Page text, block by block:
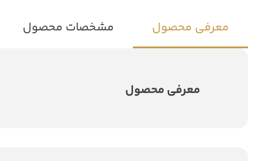
معرفی محصول مشخصات محصول
معرفی محصول